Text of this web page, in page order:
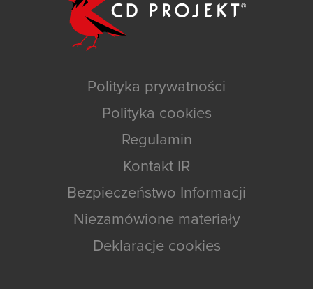
Polityka prywatności
Polityka cookies
Regulamin
Kontakt IR
Bezpieczeństwo Informacji
Niezamówione materiały
Deklaracje cookies